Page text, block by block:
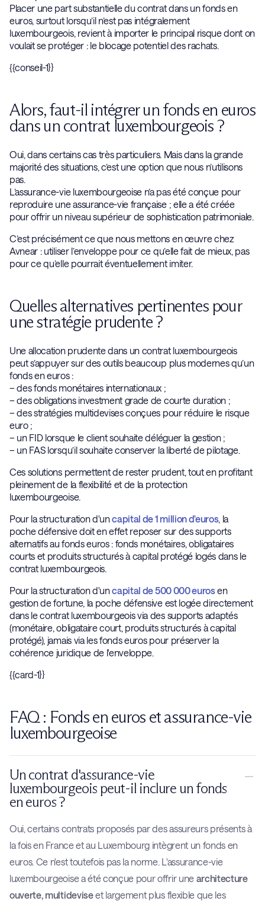
Placer une part substantielle du contrat dans un fonds en
euros, surtout lorsqu’il n’est pas intégralement
luxembourgeois, revient à importer le principal risque dont on
voulait se protéger : le blocage potentiel des rachats.
{{conseil-1}}
Alors, faut-il intégrer un fonds en euros
dans un contrat luxembourgeois ?
Oui, dans certains cas très particuliers. Mais dans la grande
majorité des situations, c’est une option que nous n’utilisons
pas.
L’assurance-vie luxembourgeoise n’a pas été conçue pour
reproduire une assurance-vie française ; elle a été créée
pour offrir un niveau supérieur de sophistication patrimoniale.
C’est précisément ce que nous mettons en œuvre chez
Avnear : utiliser l’enveloppe pour ce qu’elle fait de mieux, pas
pour ce qu’elle pourrait éventuellement imiter.
Quelles alternatives pertinentes pour
une stratégie prudente ?
Une allocation prudente dans un contrat luxembourgeois
peut s’appuyer sur des outils beaucoup plus modernes qu’un
fonds en euros :
– des fonds monétaires internationaux ;
– des obligations investment grade de courte duration ;
– des stratégies multidevises conçues pour réduire le risque
euro ;
– un FID lorsque le client souhaite déléguer la gestion ;
– un FAS lorsqu’il souhaite conserver la liberté de pilotage.
Ces solutions permettent de rester prudent, tout en profitant
pleinement de la flexibilité et de la protection
luxembourgeoise.
Pour la structuration d'uncapital de 1 million d'euros, la
poche défensive doit en effet reposer sur des supports
alternatifs au fonds euros : fonds monétaires, obligataires
courts et produits structurés à capital protégé logés dans le
contrat luxembourgeois.
Pour la structuration d'uncapital de 500 000 eurosen
gestion de fortune, la poche défensive est logée directement
dans le contrat luxembourgeois via des supports adaptés
(monétaire, obligataire court, produits structurés à capital
protégé), jamais via les fonds euros pour préserver la
cohérence juridique de l'enveloppe.
{{card-1}}
FAQ : Fonds en euros et assurance-vie
luxembourgeoise
Un contrat d'assurance-vie
luxembourgeois peut-il inclure un fonds
en euros ?
Oui, certains contrats proposés par des assureurs présents à
la fois en France et au Luxembourg intègrent un fonds en
euros. Ce n'est toutefois pas la norme. L'assurance-vie
luxembourgeoise a été conçue pour offrir une architecture
ouverte, multideviseet largement plus flexible que les